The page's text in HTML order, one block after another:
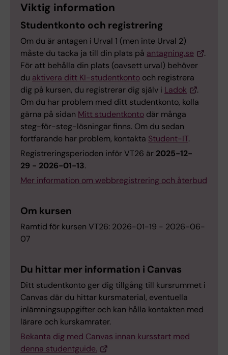
Viktig information
Studentkonto och registrering
Om du är antagen i Urval 1 (men inte Urval 2)
måste du tacka ja till din plats på antagning.se
.
För att behålla din plats (oavsett urval) behöver
du aktivera ditt KI-studentkonto och registrera
dig på kursen, du registrerar dig själv i Ladok
.
Om du har problem med ditt studentkonto, kolla
gärna på sidan Mitt studentkonto där många
steg-för-steg-lösningar finns. Om du sedan
fortfarande har problem, kontakta Student-IT.
Registreringsperioden inför VT26 är 2025-12-
29 - 2026-01-13.
Mer information om webbregistrering och återbud
Om kursen
Ramtid för kursen VT26: 2026-01-19 - 2026-06-
07
Du hittar mer information i Canvas
Ditt studentkonto ger dig tillgång till kursrummet i
Canvas där du hittar kursmaterial, eventuella
inlämningsuppgifter och kan hålla kontakten med
lärare och kurskamrater.
Bekanta dig med Canvas innan kursstart med
denna studentguide.